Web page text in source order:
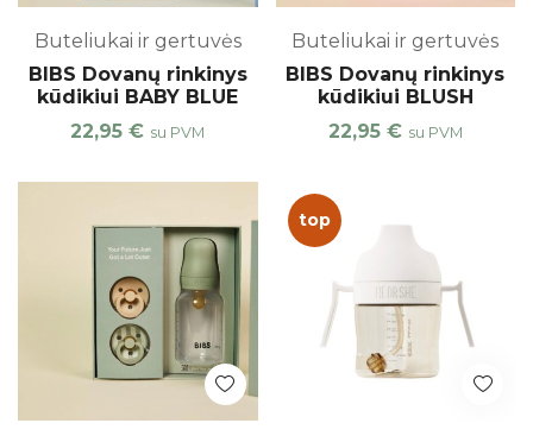
Buteliukai ir gertuvės
BIBS Dovanų rinkinys
kūdikiui BABY BLUE
22,95€ su PVM
Buteliukai ir gertuvės
BIBS Dovanų rinkinys
kūdikiui BLUSH
22,95 € su PVM
top